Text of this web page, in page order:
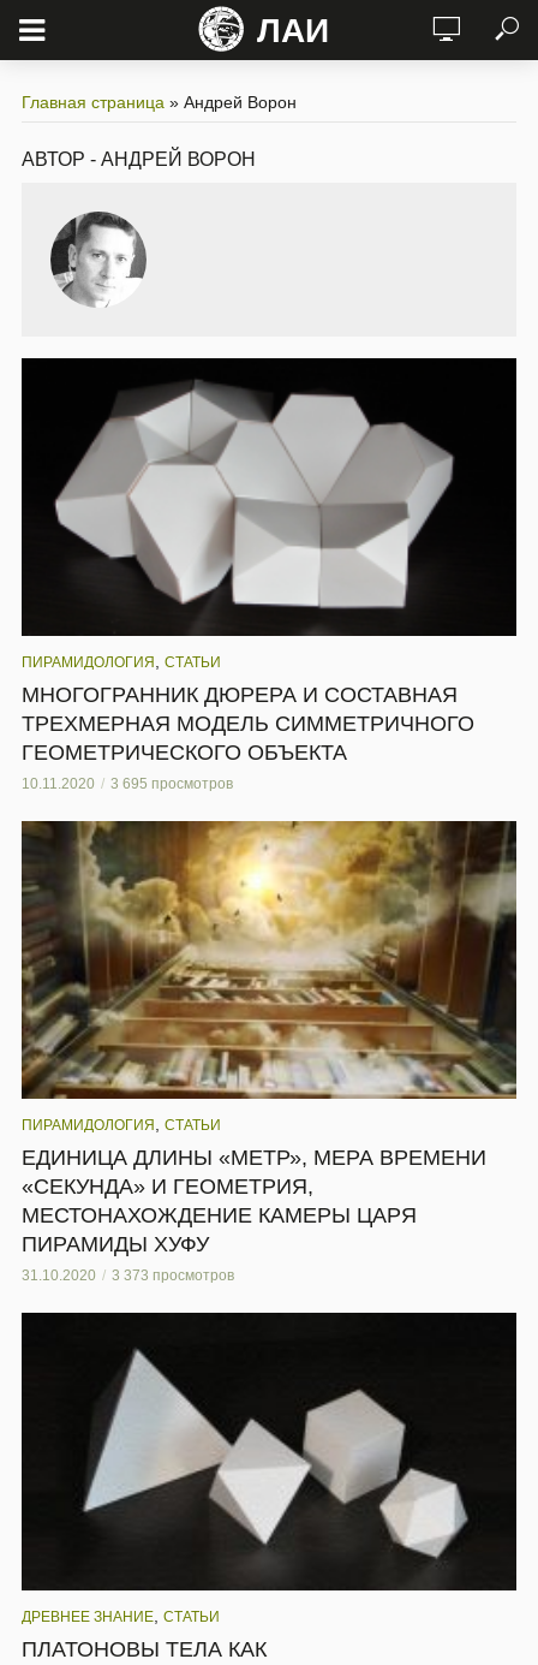
ЛАИ
Главная страница » Андрей Ворон
АВТОР - АНДРЕЙ ВОРОН
ПИРАМИДОЛОГИЯ СТАТЬИ
МНОГОГРАННИК ДЮРЕРА И СОСТАВНАЯ
ТРЕХМЕРНАЯ МОДЕЛЬ СИММЕТРИЧНОГО
ГЕОМЕТРИЧЕСКОГО ОБЪЕКТА
10.11.2020 3 695 просмотров
ПИРАМИДОЛОГИЯ СТАТЬИ
ЕДИНИЦА ДЛИНЫ «МЕТР», МЕРА ВРЕМЕНИ
«СЕКУНДА» И ГЕОМЕТРИЯ,
МЕСТОНАХОЖДЕНИЕ КАМЕРЫ ЦАРЯ
ПИРАМИДЫ ХУФУ
31.10.2020 3 373 просмотров
ДРЕВНЕЕ ЗНАНИЕ СТАТЬИ
ПЛАТОНОВЫ ТЕЛА КАК